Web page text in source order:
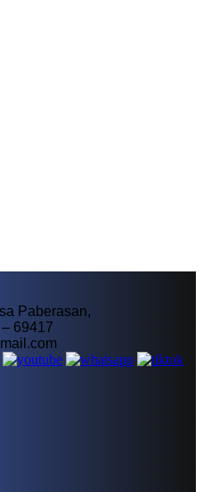
Paberasan,
69417